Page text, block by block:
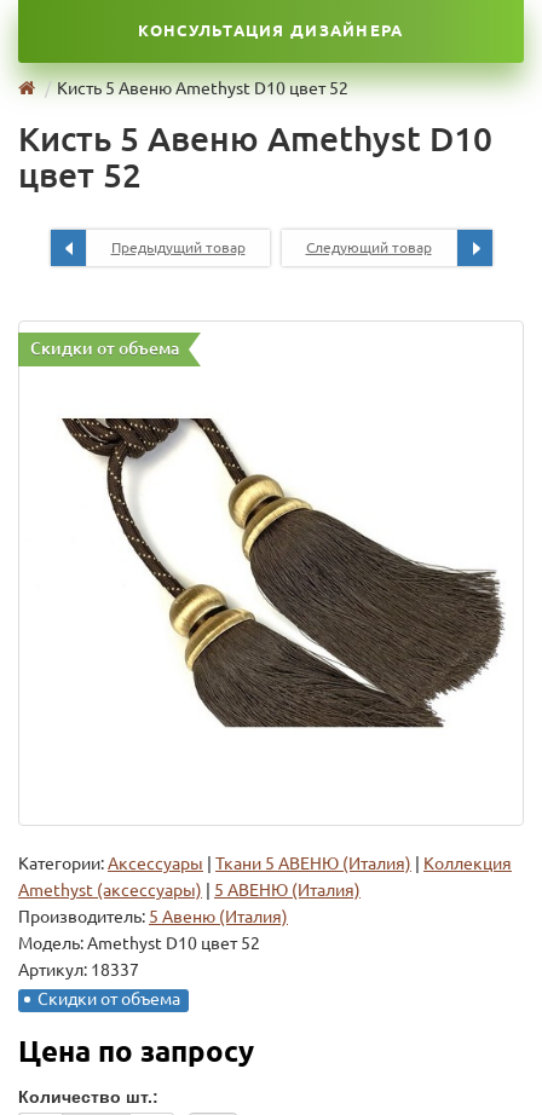
КОНСУЛЬТАЦИЯ ДИЗАЙНЕРА
Кисть 5 Авеню Amethyst D10 цвет 52
Кисть 5 Авеню Amethyst D10
цвет 52
Предыдущий товар Следующий товар
Скидки от объема
Категории:Аксессуары Ткани 5 АВЕНЮ (Италия)
Коллекция
Amethyst (аксессуары)
5 АВЕНЮ (Италия)
Производитель: 5 Авеню (Италия)
Модель:Amethyst D10 цвет 52
Артикул: 18337
Скидки от объема
Цена по запросу
Количество шт.: